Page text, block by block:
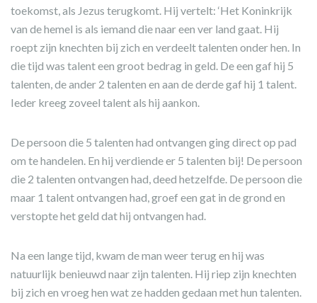
toekomst, als Jezus terugkomt. Hij vertelt: ‘Het Koninkrijk
van de hemel is als iemand die naar een ver land gaat. Hij
roept zijn knechten bij zich en verdeelt talenten onder hen. In
die tijd was talent een groot bedrag in geld. De een gaf hij 5
talenten, de ander 2 talenten en aan de derde gaf hij 1 talent.
Ieder kreeg zoveel talent als hij aankon.
De persoon die 5 talenten had ontvangen ging direct op pad
om te handelen. En hij verdiende er 5 talenten bij! De persoon
die 2 talenten ontvangen had, deed hetzelfde. De persoon die
maar 1 talent ontvangen had, groef een gat in de grond en
verstopte het geld dat hij ontvangen had.
Na een lange tijd, kwam de man weer terug en hij was
natuurlijk benieuwd naar zijn talenten. Hij riep zijn knechten
bij zich en vroeg hen wat ze hadden gedaan met hun talenten.